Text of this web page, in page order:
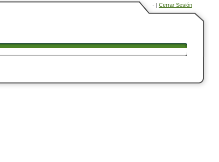
- | Cerrar Sesión